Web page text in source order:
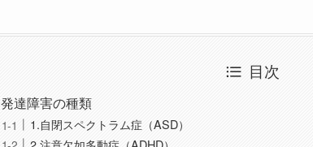
目次
発達障害の種類
1.自閉スペクトラム症（ASD）